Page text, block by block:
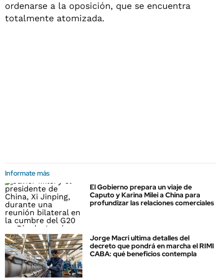
ordenarse a la oposición, que se encuentra
totalmente atomizada.
Informate más
El Gobierno prepara un viaje de
Caputo y Karina Milei a China para
profundizar las relaciones comerciales
Jorge Macri ultima detalles del
decreto que pondrá en marcha el RIMI
CABA: qué beneficios contempla